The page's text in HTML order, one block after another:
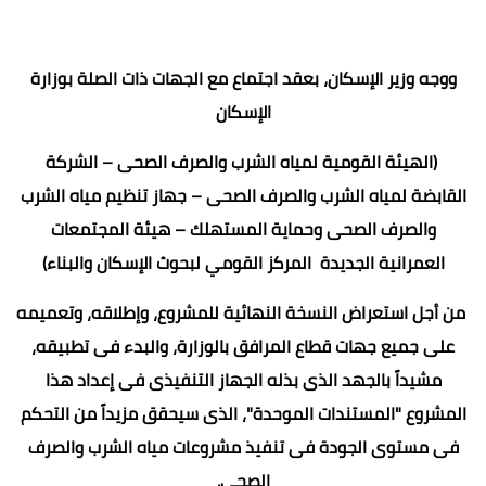
ووجه وزير الإسكان، بعقد اجتماع مع الجهات ذات الصلة بوزارة
الإسكان
(الهيئة القومية لمياه الشرب والصرف الصحى – الشركة
القابضة لمياه الشرب والصرف الصحى – جهاز تنظيم مياه الشرب
والصرف الصحى وحماية المستهلك – هيئة المجتمعات
العمرانية الجديدة المركز القومي لبحوث الإسكان والبناء)
من أجل استعراض النسخة النهائية للمشروع، وإطلاقه، وتعميمه
على جميع جهات قطاع المرافق بالوزارة، والبدء فى تطبيقه،
مشيداً بالجهد الذى بذله الجهاز التنفيذى فى إعداد هذا
المشروع "المستندات الموحدة"، الذى سيحقق مزيداً من التحكم
فى مستوى الجودة فى تنفيذ مشروعات مياه الشرب والصرف